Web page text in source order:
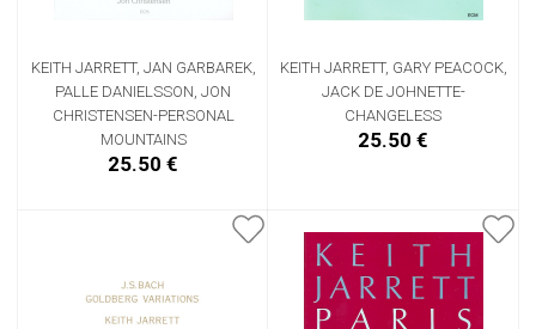
KEITH JARRETT, JAN GARBAREK,
PALLE DANIELSSON, JON
CHRISTENSEN-PERSONAL
MOUNTAINS
25.50 €
KEITH JARRETT, GARY PEACOCK,
JACK DE JOHNETTE-
CHANGELESS
25.50 €